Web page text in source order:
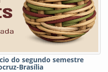
do segundo semestre
Brasília